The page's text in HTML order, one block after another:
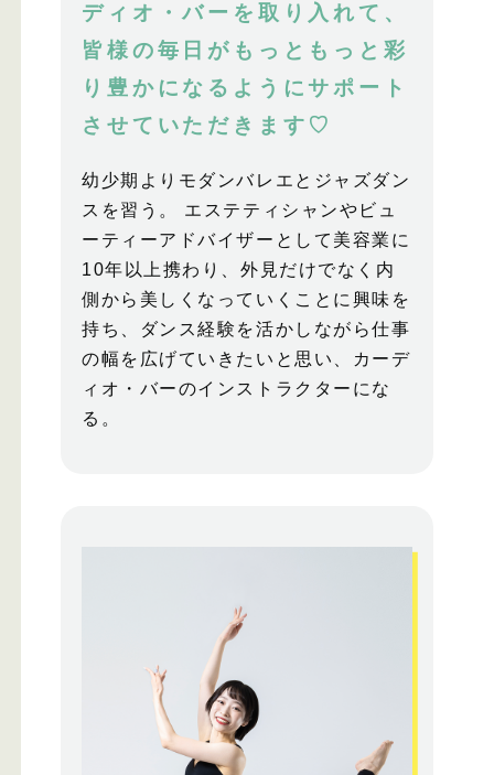
ディオ・バーを取り入れて、
皆様の毎日がもっともっと彩
り豊かになるようにサポート
させていただきます♡
幼少期よりモダンバレエとジャズダン
スを習う。 エステティシャンやビュ
ーティーアドバイザーとして美容業に
10年以上携わり、外見だけでなく内
側から美しくなっていくことに興味を
持ち、ダンス経験を活かしながら仕事
の幅を広げていきたいと思い、カーデ
ィオ・バーのインストラクターにな
る。